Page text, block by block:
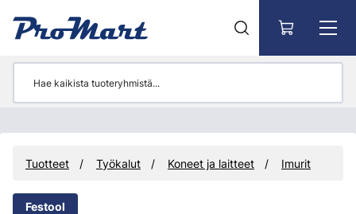
Tuotteet Työkalut Koneet ja laitteet Imurit
Festool